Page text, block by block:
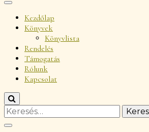
Kezdőlap
Könyvek
Könyvlista
Rendelés
Támogatás
Rólunk
Kapcsolat
Keresés: